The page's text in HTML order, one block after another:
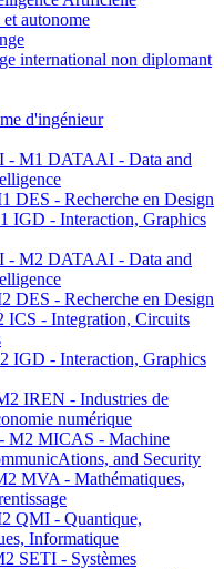
autonome
international non diplomant
d'ingénieur
M1 DATAAI - Data and
DES - Recherche en Design
IGD - Interaction, Graphics
M2 DATAAI - Data and
DES - Recherche en Design
ICS - Integration, Circuits
IGD - Interaction, Graphics
IREN - Industries de
numérique
M2 MICAS - Machine
and Security
MVA - Mathématiques,
QMI - Quantique,
Informatique
SETI - Systèmes